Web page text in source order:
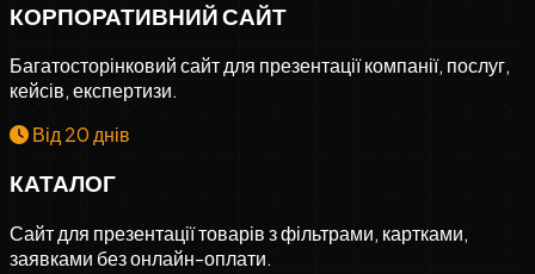
КОРПОРАТИВНИЙ САЙТ
Багатосторінковий сайт для презентації компанії, послуг,
кейсів, експертизи.
Від 20 днів
КАТАЛОГ
Сайт для презентації товарів з фільтрами, картками,
заявками без онлайн-оплати.